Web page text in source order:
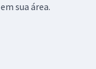
sua área.